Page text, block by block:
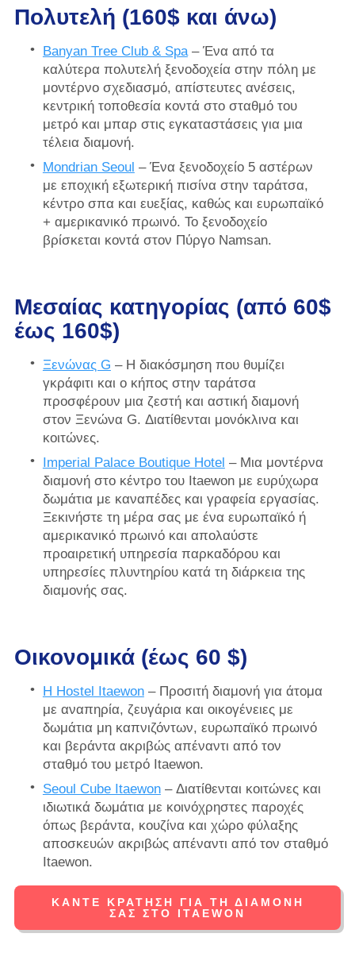
Πολυτελή (160$ και άνω)
Banyan Tree Club & Spa– Ένα από τα
καλύτερα πολυτελή ξενοδοχεία στην πόλη με
μοντέρνο σχεδιασμό, απίστευτες ανέσεις,
κεντρική τοποθεσία κοντά στο σταθμό του
μετρό και μπαρ στις εγκαταστάσεις για μια
τέλεια διαμονή.
Mondrian Seoul – Ένα ξενοδοχείο 5 αστέρων
με εποχική εξωτερική πισίνα στην ταράτσα,
κέντρο σπα και ευεξίας, καθώς και ευρωπαϊκό
+ αμερικανικό πρωινό. Το ξενοδοχείο
βρίσκεται κοντά στον Πύργο Namsan.
Μεσαίας κατηγορίας (από 60$
έως 160$)
Ξενώνας G – Η διακόσμηση που θυμίζει
γκράφιτι και ο κήπος στην ταράτσα
προσφέρουν μια ζεστή και αστική διαμονή
στον Ξενώνα G. Διατίθενται μονόκλινα και
κοιτώνες.
Imperial Palace Boutique Hotel – Μια μοντέρνα
διαμονή στο κέντρο του Itaewon με ευρύχωρα
δωμάτια με καναπέδες και γραφεία εργασίας.
Ξεκινήστε τη μέρα σας με ένα ευρωπαϊκό ή
αμερικανικό πρωινό και απολαύστε
προαιρετική υπηρεσία παρκαδόρου και
υπηρεσίες πλυντηρίου κατά τη διάρκεια της
διαμονής σας.
Οικονομικά (έως 60 $)
H Hostel Itaewon– Προσιτή διαμονή για άτομα
με αναπηρία, ζευγάρια και οικογένειες με
δωμάτια μη καπνιζόντων, ευρωπαϊκό πρωινό
και βεράντα ακριβώς απέναντι από τον
σταθμό του μετρό Itaewon.
Seoul Cube Itaewon– Διατίθενται κοιτώνες και
ιδιωτικά δωμάτια με κοινόχρηστες παροχές
όπως βεράντα, κουζίνα και χώρο φύλαξης
αποσκευών ακριβώς απέναντι από τον σταθμό
Itaewon.
ΚΆΝΤΕ ΚΡΆΤΗΣΗ ΓΙΑ ΤΗ ΔΙΑΜΟΝΉ
ΣΑΣ ΣΤΟ ITAEWON